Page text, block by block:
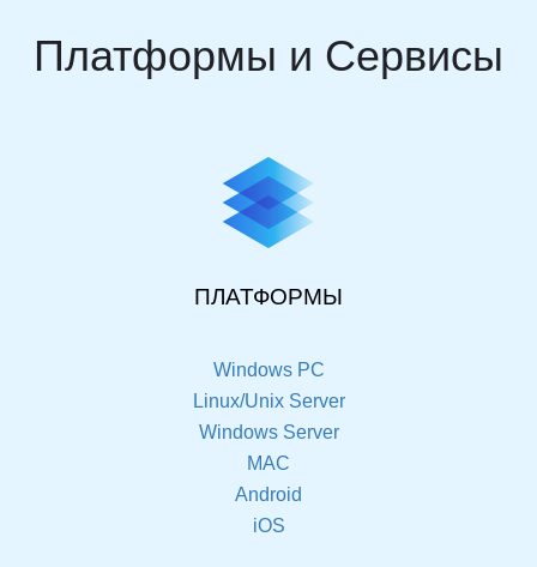
Платформы и Сервисы
ПЛАТФОРМЫ
Windows PC
Linux/Unix Server
Windows Server
MAC
Android
iOS